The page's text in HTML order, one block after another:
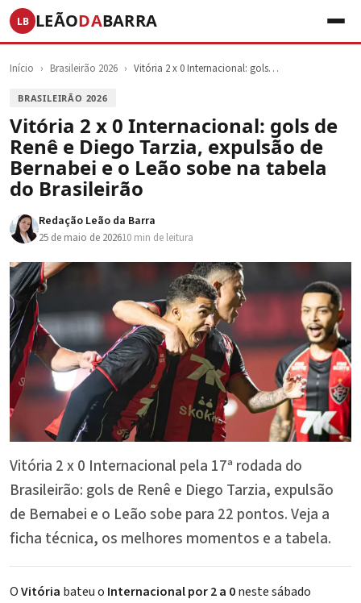
LB LEÃODABARRA
Início › Brasileirão 2026 › Vitória 2 x 0 Internacional: gols…
BRASILEIRÃO 2026
Vitória 2 x 0 Internacional: gols de
Renê e Diego Tarzia, expulsão de
Bernabei e o Leão sobe na tabela
do Brasileirão
Redação Leão da Barra
25 de maio de 202610 min de leitura
Vitória 2 x 0 Internacional pela 17ª rodada do
Brasileirão: gols de Renê e Diego Tarzia, expulsão
de Bernabei e o Leão sobe para 22 pontos. Veja a
ficha técnica, os melhores momentos e a tabela.
OVitória bateu o Internacional por 2 a 0neste sábado